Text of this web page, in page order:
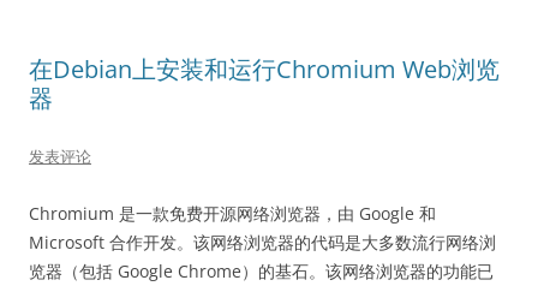
在Debian上安装和运行Chromium Web浏览
器
发表评论
Chromium 是一款免费开源网络浏览器，由 Google 和
Microsoft 合作开发。该网络浏览器的代码是大多数流行网络浏
览器（包括 Google Chrome）的基石。该网络浏览器的功能已